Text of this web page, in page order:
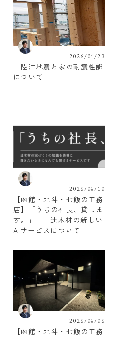
2026/04/23
三陸沖地震と家の耐震性能
について
2026/04/10
【函館・北斗・七飯の工務
店】「うちの社長、貸しま
す。」----辻木材の新しい
AIサービスについて
2026/04/06
【函館・北斗・七飯の工務